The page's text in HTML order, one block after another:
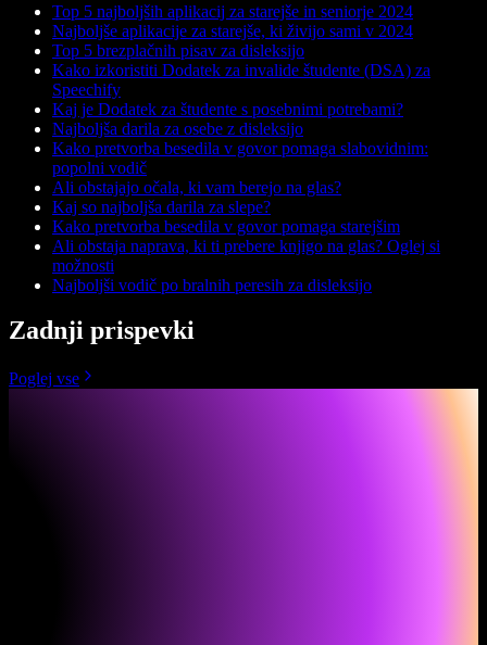
Top 5 najboljših aplikacij za starejše in seniorje 2024
Najboljše aplikacije za starejše, ki živijo sami v 2024
Top 5 brezplačnih pisav za disleksijo
Kako izkoristiti Dodatek za invalide študente (DSA) za
Speechify
Kaj je Dodatek za študente s posebnimi potrebami?
Najboljša darila za osebe z disleksijo
Kako pretvorba besedila v govor pomaga slabovidnim:
popolni vodič
Ali obstajajo očala, ki vam berejo na glas?
Kaj so najboljša darila za slepe?
Kako pretvorba besedila v govor pomaga starejšim
Ali obstaja naprava, ki ti prebere knjigo na glas? Oglej si
možnosti
Najboljši vodič po bralnih peresih za disleksijo
Zadnji prispevki
Poglej vse